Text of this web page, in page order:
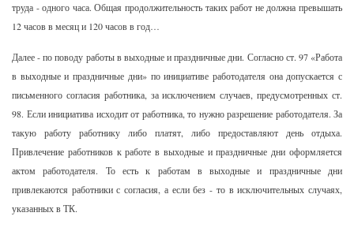
труда - одного часа. Общая продолжительность таких работ не должна превышать
12 часов в месяц и 120 часов в год…
Далее - по поводу работы в выходные и праздничные дни. Согласно ст. 97 «Работа
в выходные и праздничные дни» по инициативе работодателя она допускается с
письменного согласия работника, за исключением случаев, предусмотренных ст.
98. Если инициатива исходит от работника, то нужно разрешение работодателя. За
такую работу работнику либо платят, либо предоставляют день отдыха.
Привлечение работников к работе в выходные и праздничные дни оформляется
актом работодателя. То есть к работам в выходные и праздничные дни
привлекаются работники с согласия, а если без - то в исключительных случаях,
указанных в ТК.